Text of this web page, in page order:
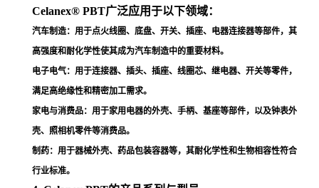
Celanex® PBT广泛应用于以下领域：
汽车制造：用于点火线圈、底盘、开关、插座、电器连接器等部件，其
高强度和耐化学性使其成为汽车制造中的重要材料。
电子电气：用于连接器、插头、插座、线圈芯、继电器、开关等零件，
满足高绝缘性和精密加工需求。
家电与消费品：用于家用电器的外壳、手柄、基座等部件，以及钟表外
壳、照相机零件等消费品。
制药：用于器械外壳、药品包装容器等，其耐化学性和生物相容性符合
行业标准。